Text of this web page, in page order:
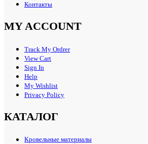
Контакты
MY ACCOUNT
Track My Ordrer
View Cart
Sign In
Help
My Wishlist
Privacy Policy
КАТАЛОГ
Кровельные материалы